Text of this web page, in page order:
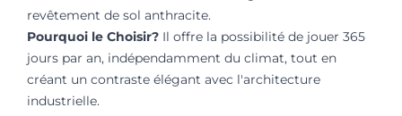
revêtement de sol anthracite.
Pourquoi le Choisir? Il offre la possibilité de jouer 365
jours par an, indépendamment du climat, tout en
créant un contraste élégant avec l'architecture
industrielle.